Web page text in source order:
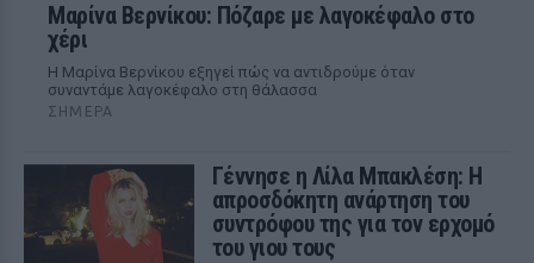
Μαρίνα Βερνίκου: Πόζαρε με λαγοκέφαλο στο
χέρι
Η Μαρίνα Βερνίκου εξηγεί πώς να αντιδρούμε όταν
συναντάμε λαγοκέφαλο στη θάλασσα
ΣΉΜΕΡΑ
Γέννησε η Λίλα Μπακλέση: Η
απροσδόκητη ανάρτηση του
συντρόφου της για τον ερχομό
του γιου τους